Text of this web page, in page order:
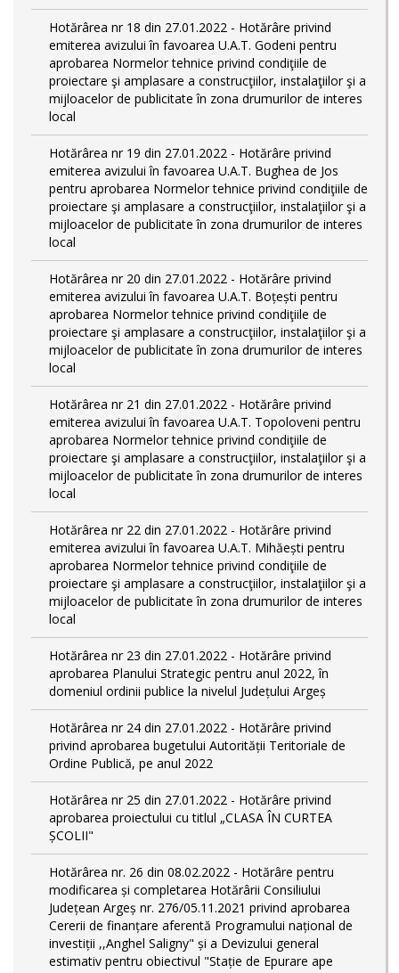
Hotărârea nr 18 din 27.01.2022 - Hotărâre privind
emiterea avizului în favoarea U.A.T. Godeni pentru
aprobarea Normelor tehnice privind condiţiile de
proiectare şi amplasare a construcţiilor, instalaţiilor şi a
mijloacelor de publicitate în zona drumurilor de interes
local
Hotărârea nr 19 din 27.01.2022 - Hotărâre privind
emiterea avizului în favoarea U.A.T. Bughea de Jos
pentru aprobarea Normelor tehnice privind condiţiile de
proiectare şi amplasare a construcţiilor, instalaţiilor şi a
mijloacelor de publicitate în zona drumurilor de interes
local
Hotărârea nr 20 din 27.01.2022 - Hotărâre privind
emiterea avizului în favoarea U.A.T. Boțești pentru
aprobarea Normelor tehnice privind condiţiile de
proiectare şi amplasare a construcţiilor, instalaţiilor şi a
mijloacelor de publicitate în zona drumurilor de interes
local
Hotărârea nr 21 din 27.01.2022 - Hotărâre privind
emiterea avizului în favoarea U.A.T. Topoloveni pentru
aprobarea Normelor tehnice privind condiţiile de
proiectare şi amplasare a construcţiilor, instalaţiilor şi a
mijloacelor de publicitate în zona drumurilor de interes
local
Hotărârea nr 22 din 27.01.2022 - Hotărâre privind
emiterea avizului în favoarea U.A.T. Mihăești pentru
aprobarea Normelor tehnice privind condiţiile de
proiectare şi amplasare a construcţiilor, instalaţiilor şi a
mijloacelor de publicitate în zona drumurilor de interes
local
Hotărârea nr 23 din 27.01.2022 - Hotărâre privind
aprobarea Planului Strategic pentru anul 2022, în
domeniul ordinii publice la nivelul Județului Argeș
Hotărârea nr 24 din 27.01.2022 - Hotărâre privind
privind aprobarea bugetului Autorității Teritoriale de
Ordine Publică, pe anul 2022
Hotărârea nr 25 din 27.01.2022 - Hotărâre privind
aprobarea proiectului cu titlul „CLASA ÎN CURTEA
ȘCOLII"
Hotărârea nr. 26 din 08.02.2022 - Hotărâre pentru
modificarea și completarea Hotărârii Consiliului
Județean Argeș nr. 276/05.11.2021 privind aprobarea
Cererii de finanțare aferentă Programului național de
investiții ,,Anghel Saligny" și a Devizului general
estimativ pentru obiectivul "Stație de Epurare ape